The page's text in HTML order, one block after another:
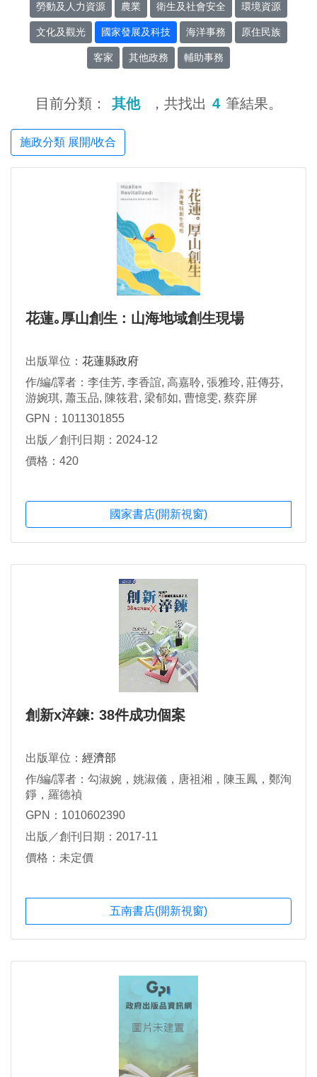
勞動及人力資源 農業 衛生及社會安全 環境資源
文化及觀光 國家發展及科技 海洋事務 原住民族
客家 其他政務 輔助事務
目前分類： 其他 ，共找出 4 筆結果。
施政分類 展開/收合
花蓮｡厚山創生 : 山海地域創生現場
出版單位： 花蓮縣政府
作/編/譯者：李佳芳, 李香誼, 高嘉聆, 張雅玲, 莊傳芬,
游婉琪, 蕭玉品, 陳筱君, 梁郁如, 曹憶雯, 蔡弈屏
GPN：1011301855
出版／創刊日期：2024-12
價格：420
國家書店(開新視窗)
創新x淬鍊: 38件成功個案
出版單位： 經濟部
作/編/譯者：勾淑婉，姚淑儀，唐祖湘，陳玉鳳，鄭洵
錚，羅德禎
GPN：1010602390
出版／創刊日期：2017-11
價格：未定價
五南書店(開新視窗)